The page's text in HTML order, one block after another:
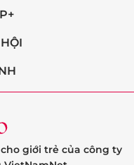
giới trẻ của công ty